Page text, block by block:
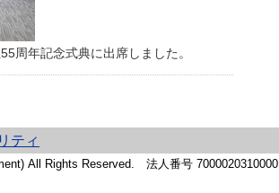
周年記念式典に出席しました。
ティ
All Rights Reserved. 法人番号 7000020310000